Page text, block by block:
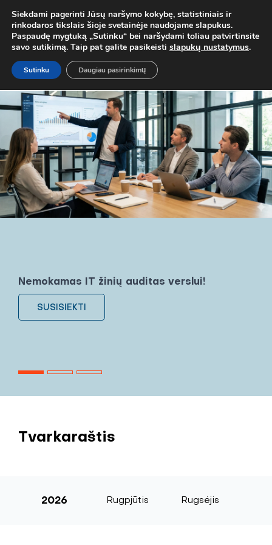
MOB. TEL.+37067579127 ARBA EL. P. MOKYMAI@BKA.LT
Nemokamas IT žinių auditas verslui!
SUSISIEKTI
Tvarkaraštis
2026 Rugpjūtis Rugsėjis
Siekdami pagerinti Jūsų naršymo kokybę, statistiniais ir
rinkodaros tikslais šioje svetainėje naudojame slapukus.
Paspaudę mygtuką „Sutinku“ bei naršydami toliau patvirtinsite
savo sutikimą. Taip pat galite pasikeisti slapukų nustatymus.
Sutinku Daugiau pasirinkimų